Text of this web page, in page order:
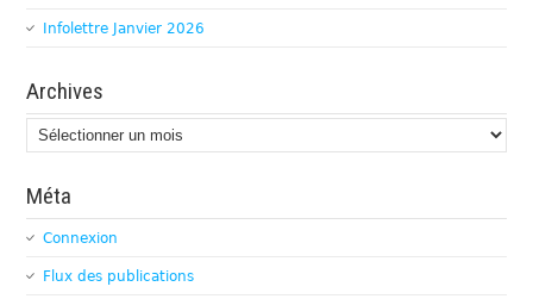
Infolettre Janvier 2026
Archives
Archives
Méta
Connexion
Flux des publications